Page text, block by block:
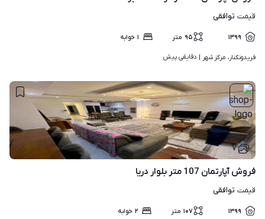
قیمت توافقی
۱۳۹۹ ۹۵ متر ۱ خوابه
فریدونکنار، مرکز شهر | دقایقی پیش
۷
فروش آپارتمان 107 متر بلوار دریا
قیمت توافقی
۱۳۹۹ ۱۰۷ متر ۲ خوابه